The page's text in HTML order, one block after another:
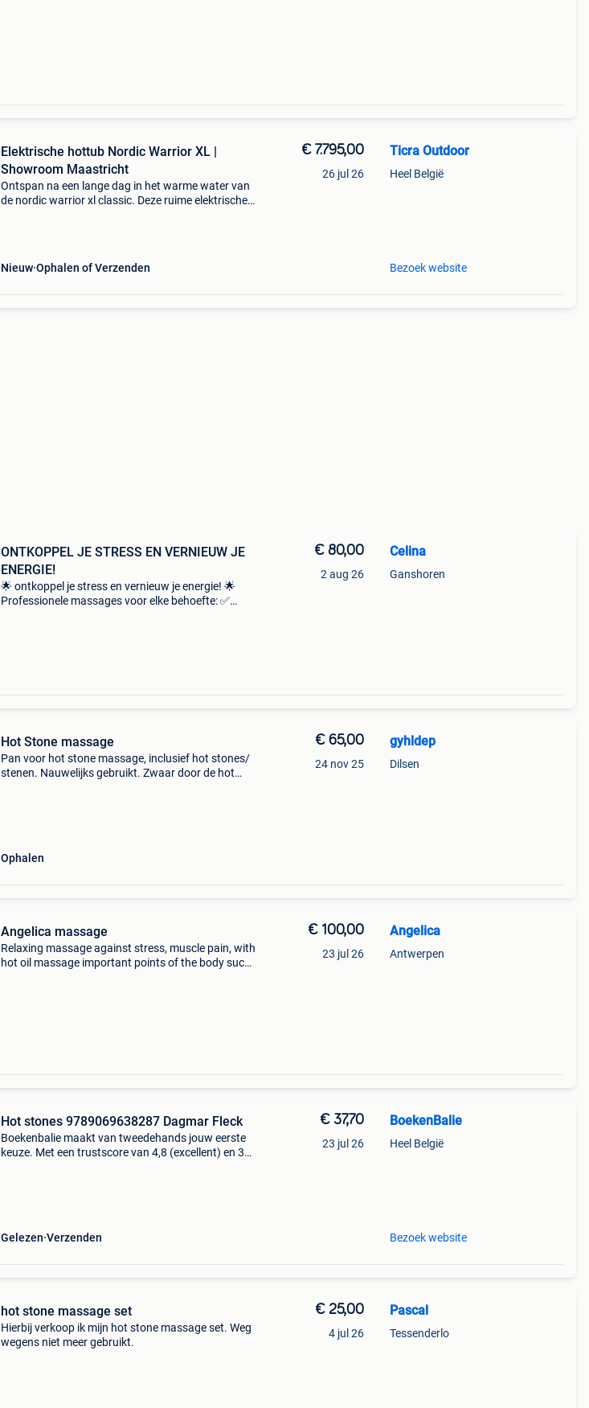
Elektrische hottub Nordic Warrior XL |
Showroom Maastricht
Ontspan na een lange dag in het warme water van
de nordic warrior xl classic. Deze ruime elektrische
Nieuw Ophalen of Verzenden
€ 7.795,00
26 jul 26
Ticra Outdoor
Heel België
Bezoek website
ONTKOPPEL JE STRESS EN VERNIEUW JE
ENERGIE!
🌟 ontkoppel je stress en vernieuw je energie! 🌟
Professionele massages voor elke behoefte: ✅
€ 80,00
2 aug 26
Celina
Ganshoren
Hot Stone massage
Pan voor hot stone massage, inclusief hot stones/
stenen. Nauwelijks gebruikt. Zwaar door de hot
Ophalen
€ 65,00
24 nov 25
gyhldep
Dilsen
Angelica massage ‍️
Relaxing massage against stress, muscle pain, with
hot oil massage important points of the body such
€ 100,00
23 jul 26
Angelica
Antwerpen
Hot stones 9789069638287 Dagmar Fleck
Boekenbalie maakt van tweedehands jouw eerste
keuze. Met een trustscore van 4,8 (excellent) en 30
Gelezen Verzenden
€ 37,70
23 jul 26
BoekenBalie
Heel België
Bezoek website
hot stone massage set
Hierbij verkoop ik mijn hot stone massage set. Weg
wegens niet meer gebruikt.
€ 25,00
4 jul 26
Pascal
Tessenderlo